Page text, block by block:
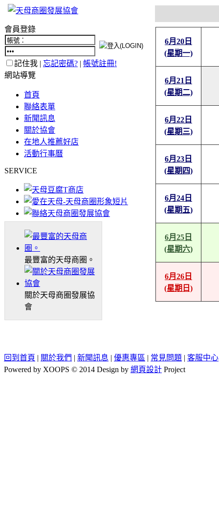
會員登錄
記住我 | 忘記密碼? | 帳號註冊!
網站導覽
首頁
聯絡表單
新聞訊息
關於協會
在地人推薦好店
活動行事曆
SERVICE
最豐富的天母商圈。
關於天母商圈發展協
會
6月20日
(星期一)
6月21日
(星期二)
6月22日
(星期三)
6月23日
(星期四)
6月24日
(星期五)
6月25日
(星期六)
6月26日
(星期日)
回到首頁 | 關於我們 | 新聞訊息 | 優惠專區 | 常見問題 | 客服中心
Powered by XOOPS © 2014 Design by 網頁設計 Project